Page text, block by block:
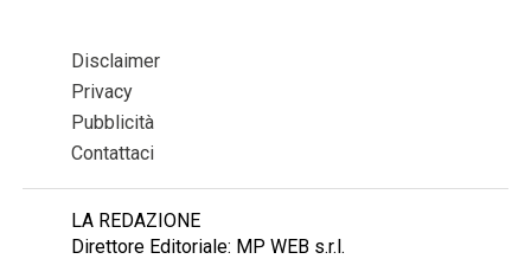
Disclaimer
Privacy
Pubblicità
Contattaci
LA REDAZIONE
Direttore Editoriale: MP WEB s.r.l.